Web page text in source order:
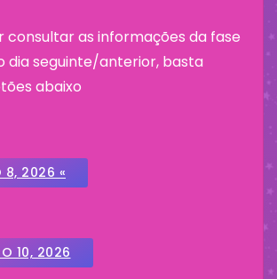
consultar as informações da fase
dia seguinte/anterior, basta
abaixo
8, 2026 «
10, 2026